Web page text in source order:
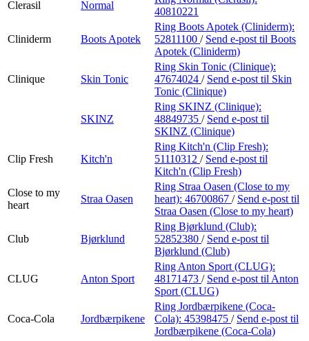
Clerasil
Normal
40810221
Cliniderm Boots Apotek
Ring Boots Apotek (Cliniderm):
52811100 / Send e-post til Boots
Apotek (Cliniderm)
Clinique Skin Tonic
Ring Skin Tonic (Clinique):
47674024 / Send e-post til Skin
Tonic (Clinique)
SKINZ
Ring SKINZ (Clinique):
48849735 / Send e-post til
SKINZ (Clinique)
Clip Fresh Kitch'n
Ring Kitch'n (Clip Fresh):
51110312 / Send e-post til
Kitch'n (Clip Fresh)
Close to my
heart
Straa Oasen
Ring Straa Oasen (Close to my
heart): 46700867 / Send e-post til
Straa Oasen (Close to my heart)
Club Bjørklund
Ring Bjørklund (Club):
52852380 / Send e-post til
Bjørklund (Club)
CLUG Anton Sport
Ring Anton Sport (CLUG):
48171473 / Send e-post til Anton
Sport (CLUG)
Coca-Cola Jordbærpikene
Ring Jordbærpikene (Coca-
Cola): 45398475 / Send e-post til
Jordbærpikene (Coca-Cola)